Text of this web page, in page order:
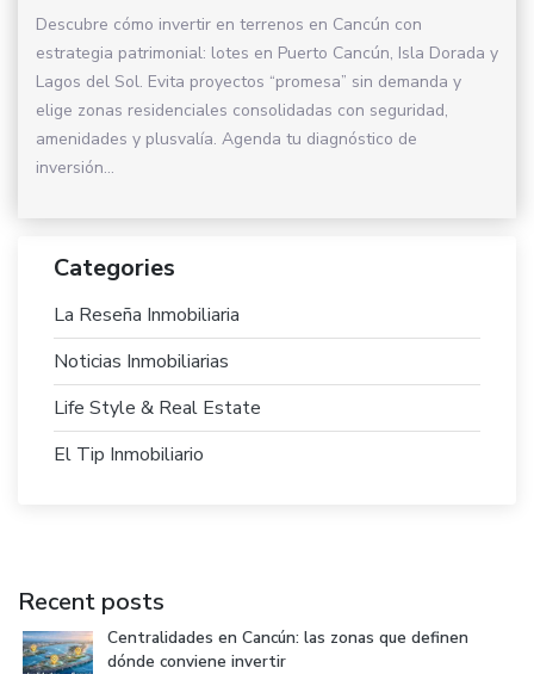
Descubre cómo invertir en terrenos en Cancún con
estrategia patrimonial: lotes en Puerto Cancún, Isla Dorada y
Lagos del Sol. Evita proyectos “promesa” sin demanda y
elige zonas residenciales consolidadas con seguridad,
amenidades y plusvalía. Agenda tu diagnóstico de
inversión...
Categories
La Reseña Inmobiliaria
Noticias Inmobiliarias
Life Style & Real Estate
El Tip Inmobiliario
Recent posts
Centralidades en Cancún: las zonas que definen
dónde conviene invertir